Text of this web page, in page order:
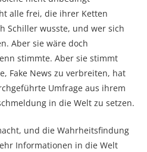
alle frei, die ihrer Ketten
Schiller wusste, und wer sich
Aber sie wäre doch
stimmte. Aber sie stimmt
Fake News zu verbreiten, hat
Umfrage aus ihrem
in die Welt zu setzen.
und die Wahrheitsfindung
Informationen in die Welt